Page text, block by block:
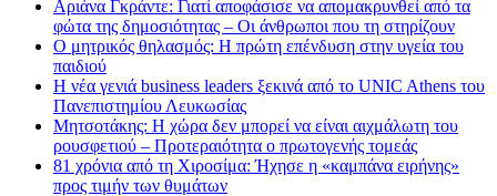
Αριάνα Γκράντε: Γιατί αποφάσισε να απομακρυνθεί από τα
φώτα της δημοσιότητας – Οι άνθρωποι που τη στηρίζουν
Ο μητρικός θηλασμός: Η πρώτη επένδυση στην υγεία του
παιδιού
Η νέα γενιά business leaders ξεκινά από το UNIC Athens του
Πανεπιστημίου Λευκωσίας
Μητσοτάκης: Η χώρα δεν μπορεί να είναι αιχμάλωτη του
ρουσφετιού – Προτεραιότητα ο πρωτογενής τομεάς
81 χρόνια από τη Χιροσίμα: Ήχησε η «καμπάνα ειρήνης»
προς τιμήν των θυμάτων